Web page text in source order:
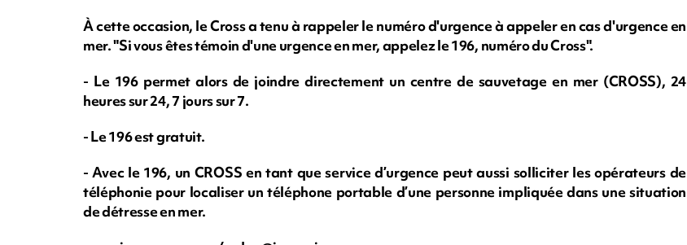
À cette occasion, le Cross a tenu à rappeler le numéro d'urgence à appeler en cas d'urgence en
mer. "Si vous êtes témoin d'une urgence en mer, appelez le 196, numéro du Cross".
- Le 196 permet alors de joindre directement un centre de sauvetage en mer (CROSS), 24
heures sur 24, 7 jours sur 7.
- Le 196 est gratuit.
- Avec le 196, un CROSS en tant que service d’urgence peut aussi solliciter les opérateurs de
téléphonie pour localiser un téléphone portable d’une personne impliquée dans une situation
de détresse en mer.